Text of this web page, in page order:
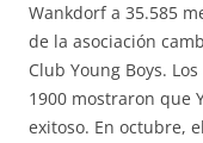
Wankdorf a 35.585
de la asociación
Club Young Boys.
1900 mostraron que
exitoso. En octubre,